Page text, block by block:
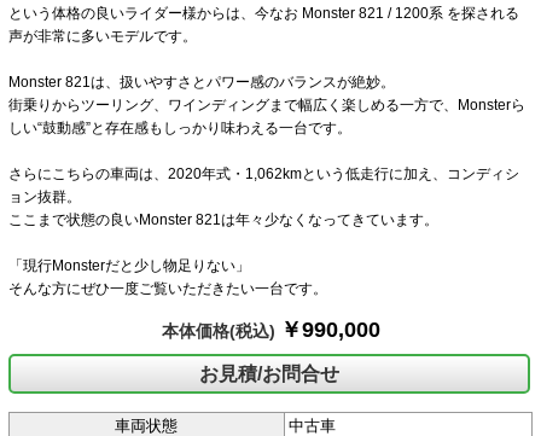
という体格の良いライダー様からは、今なお Monster 821 / 1200系 を探される
声が非常に多いモデルです。
Monster 821は、扱いやすさとパワー感のバランスが絶妙。
街乗りからツーリング、ワインディングまで幅広く楽しめる一方で、Monsterら
しい“鼓動感”と存在感もしっかり味わえる一台です。
さらにこちらの車両は、2020年式・1,062kmという低走行に加え、コンディシ
ョン抜群。
ここまで状態の良いMonster 821は年々少なくなってきています。
「現行Monsterだと少し物足りない」
そんな方にぜひ一度ご覧いただきたい一台です。
本体価格(税込) ￥990,000
お見積/お問合せ
車両状態
中古車